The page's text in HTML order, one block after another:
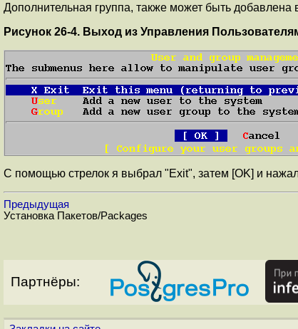
Дополнительная группа, также может быть
Рисунок 26-4. Выход из Управления
С помощью стрелок я выбрал "Exit", затем [OK] и
Предыдущая
Установка Пакетов/Packages
Партнёры: